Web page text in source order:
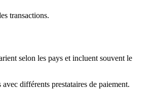
transactions.
selon les pays et incluent souvent le
différents prestataires de paiement.